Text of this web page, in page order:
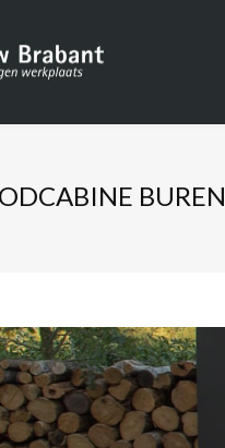
BUREN